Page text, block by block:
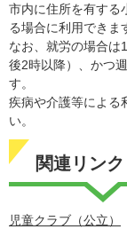
市内に住所を有する
る場合に利用できま
なお、就労の場合は
後2時以降）、かつ
す。
疾病や介護等による
い。
関連リンク
児童クラブ（公立）​